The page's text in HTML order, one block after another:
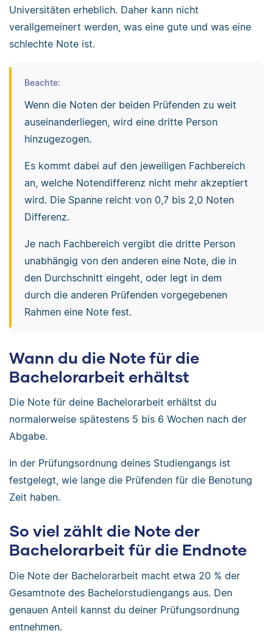
Universitäten erheblich. Daher kann nicht
verallgemeinert werden, was eine gute und was eine
schlechte Note ist.
Beachte:
Wenn die Noten der beiden Prüfenden zu weit
auseinanderliegen, wird eine dritte Person
hinzugezogen.
Es kommt dabei auf den jeweiligen Fachbereich
an, welche Notendifferenz nicht mehr akzeptiert
wird. Die Spanne reicht von 0,7 bis 2,0 Noten
Differenz.
Je nach Fachbereich vergibt die dritte Person
unabhängig von den anderen eine Note, die in
den Durchschnitt eingeht, oder legt in dem
durch die anderen Prüfenden vorgegebenen
Rahmen eine Note fest.
Wann du die Note für die
Bachelorarbeit erhältst
Die Note für deine Bachelorarbeit erhältst du
normalerweise spätestens 5 bis 6 Wochen nach der
Abgabe.
In der Prüfungsordnung deines Studiengangs ist
festgelegt, wie lange die Prüfenden für die Benotung
Zeit haben.
So viel zählt die Note der
Bachelorarbeit für die Endnote
Die Note der Bachelorarbeit macht etwa 20 % der
Gesamtnote des Bachelorstudiengangs aus. Den
genauen Anteil kannst du deiner Prüfungsordnung
entnehmen.